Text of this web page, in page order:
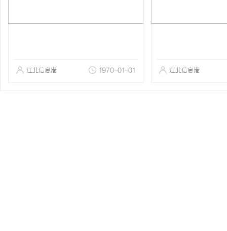
江北信息港 1970-01-01 江北信息港